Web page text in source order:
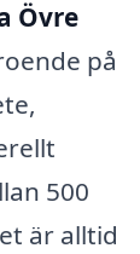
Övre
på
500
är alltid